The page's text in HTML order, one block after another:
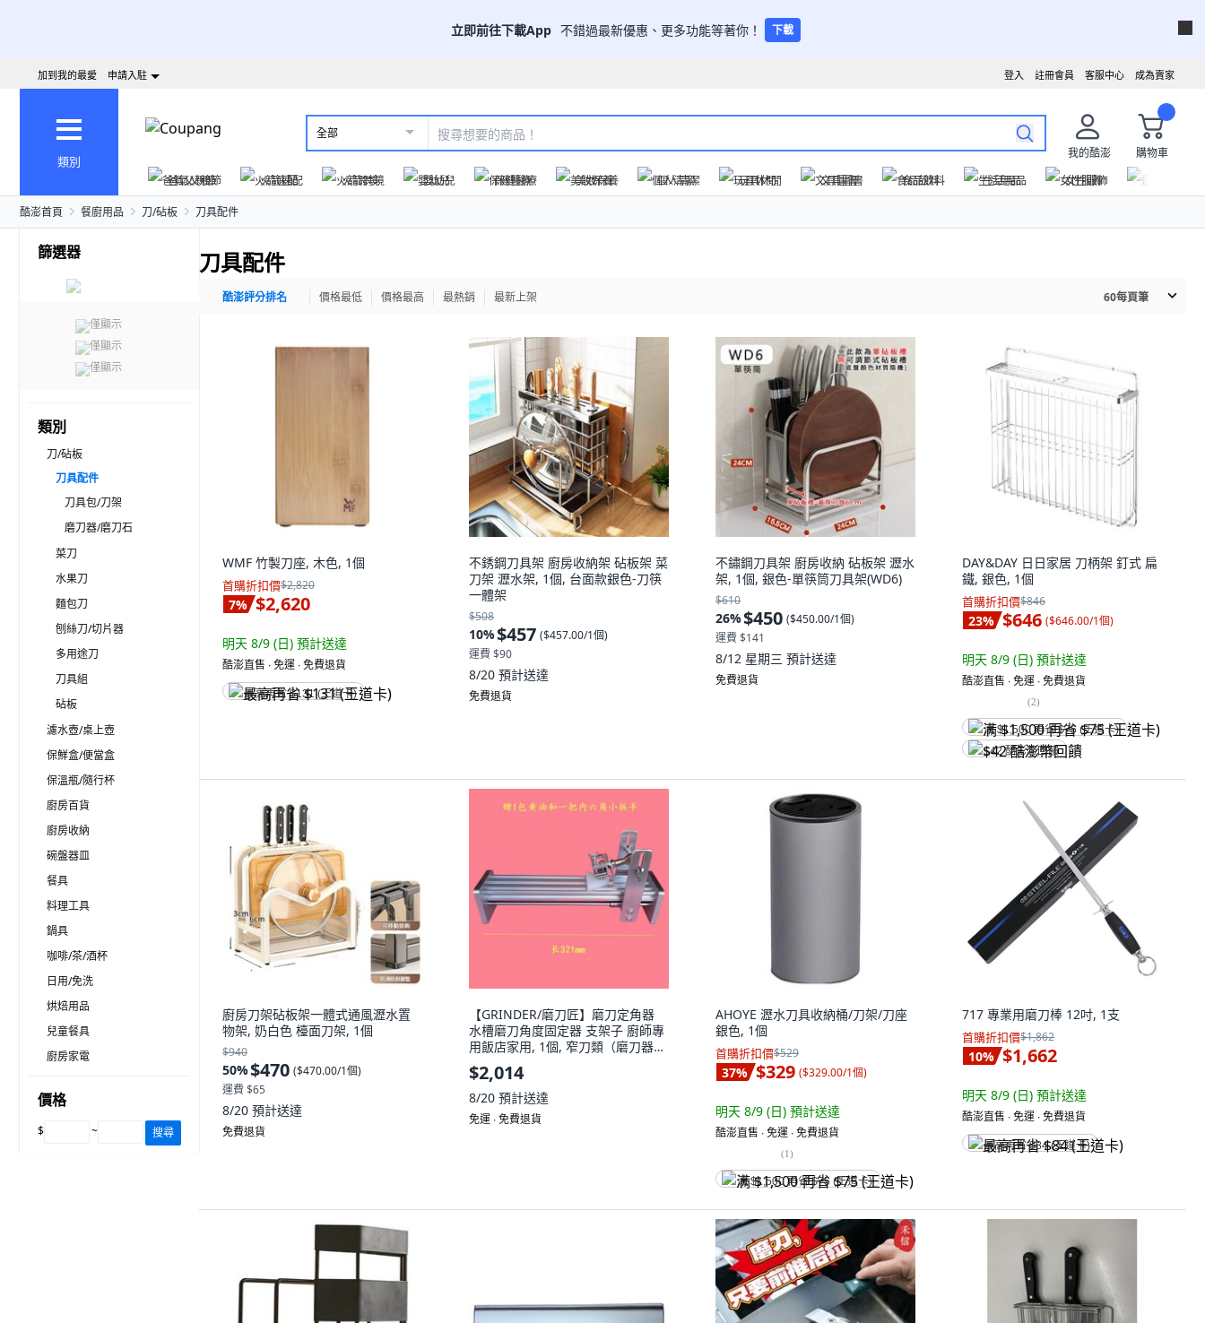
立即前往下載App 不錯過最新優惠、更多功能等著你！ 下載
成為賣家
客服中心
註冊會員
登入
加到我的最愛 申請入駐
類別
全部
我的酷澎
購物車
爸氣父親節
火箭速配 火箭跨境 嬰幼兒 保健醫療 美妝保養 個人清潔 玩具休閒 文具圖書 食品飲料 生活用品 女性服飾
酷澎首頁 餐廚用品 刀/砧板 刀具配件
篩選器
僅顯示
僅顯示
僅顯示
類別
刀/砧板
刀具配件
刀具包/刀架
磨刀器/磨刀石
菜刀
水果刀
麵包刀
刨絲刀/切片器
多用途刀
刀具組
砧板
濾水壺/桌上壺
保鮮盒/便當盒
保溫瓶/隨行杯
廚房百貨
廚房收納
碗盤器皿
餐具
料理工具
鍋具
咖啡/茶/酒杯
日用/免洗
烘焙用品
兒童餐具
廚房家電
價格
$ ~ 搜尋
刀具配件
酷澎評分排名 價格最低 價格最高 最熱銷 最新上架 60每頁筆
WMF 竹製刀座, 木色, 1個
首購折扣價$2,820
7% $2,620
明天 8/9 (日) 預計送達
酷澎直售 ∙ 免運 ∙ 免費退貨
最高再省 $131 (王道卡)
不銹鋼刀具架 廚房收納架 砧板架 菜
刀架 瀝水架, 1個, 台面款銀色-刀筷
一體架
$508
10%$457 ($457.00/1個)
運費 $90
8/20 預計送達
免費退貨
不鏽鋼刀具架 廚房收納 砧板架 瀝水
架, 1個, 銀色-單筷筒刀具架(WD6)
$610
26%$450 ($450.00/1個)
運費 $141
8/12 星期三 預計送達
免費退貨
DAY&DAY 日日家居 刀柄架 釘式 扁
鐵, 銀色, 1個
首購折扣價$846
23% $646 ($646.00/1個)
明天 8/9 (日) 預計送達
酷澎直售 ∙ 免運 ∙ 免費退貨
(2)
满 $1,500 再省 $75 (王道卡)
$42 酷澎幣回饋
廚房刀架砧板架一體式通風瀝水置
物架, 奶白色 檯面刀架, 1個
$940
50%$470 ($470.00/1個)
運費 $65
8/20 預計送達
免費退貨
【GRINDER/磨刀匠】磨刀定角器
水槽磨刀角度固定器 支架子 廚師專
用飯店家用, 1個, 窄刀類（磨刀器）
白（四代）
$2,014
8/20 預計送達
免運 ∙ 免費退貨
AHOYE 瀝水刀具收納桶/刀架/刀座
銀色, 1個
首購折扣價$529
37% $329 ($329.00/1個)
明天 8/9 (日) 預計送達
酷澎直售 ∙ 免運 ∙ 免費退貨
(1)
满 $1,500 再省 $75 (王道卡)
717 專業用磨刀棒 12吋, 1支
首購折扣價$1,862
10% $1,662
明天 8/9 (日) 預計送達
酷澎直售 ∙ 免運 ∙ 免費退貨
最高再省 $84 (王道卡)